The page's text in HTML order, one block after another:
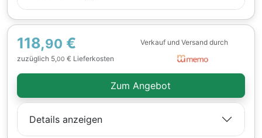
118,90 €
zuzüglich 5,00 € Lieferkosten
Verkauf und Versand durch
Zum Angebot
Details anzeigen